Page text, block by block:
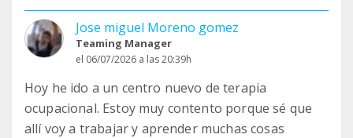
Jose miguel Moreno gomez
Teaming Manager
el 06/07/2026 a las 20:39h
Hoy he ido a un centro nuevo de terapia
ocupacional. Estoy muy contento porque sé que
allí voy a trabajar y aprender muchas cosas